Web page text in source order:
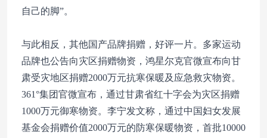
自己的脚”。
与此相反，其他国产品牌捐赠，好评一片。多家运动
品牌也公告向灾区捐赠物资，鸿星尔克官微宣布向甘
肃受灾地区捐赠2000万元抗寒保暖及应急救灾物资。
361°集团官微宣布，通过甘肃省红十字会为灾区捐赠
1000万元御寒物资。李宁发文称，通过中国妇女发展
基金会捐赠价值2000万元的防寒保暖物资，首批10000